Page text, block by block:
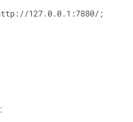
127.0.0.1:7880/;
: